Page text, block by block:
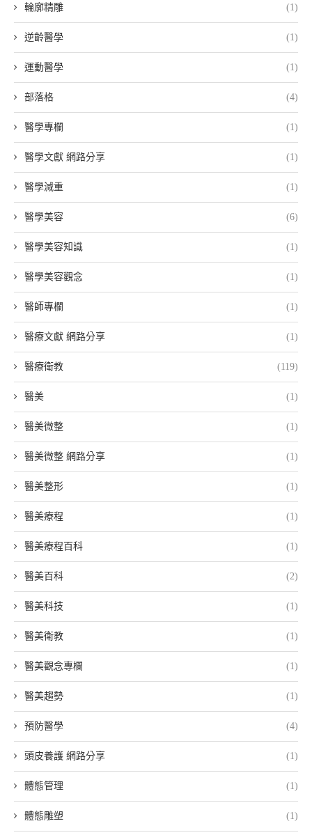
輪廓精雕 (1)
逆齡醫學 (1)
運動醫學 (1)
部落格 (4)
醫學專欄 (1)
醫學文獻 網路分享 (1)
醫學減重 (1)
醫學美容 (6)
醫學美容知識 (1)
醫學美容觀念 (1)
醫師專欄 (1)
醫療文獻 網路分享 (1)
醫療衛教 (119)
醫美 (1)
醫美微整 (1)
醫美微整 網路分享 (1)
醫美整形 (1)
醫美療程 (1)
醫美療程百科 (1)
醫美百科 (2)
醫美科技 (1)
醫美衛教 (1)
醫美觀念專欄 (1)
醫美趨勢 (1)
預防醫學 (4)
頭皮養護 網路分享 (1)
體態管理 (1)
體態雕塑 (1)